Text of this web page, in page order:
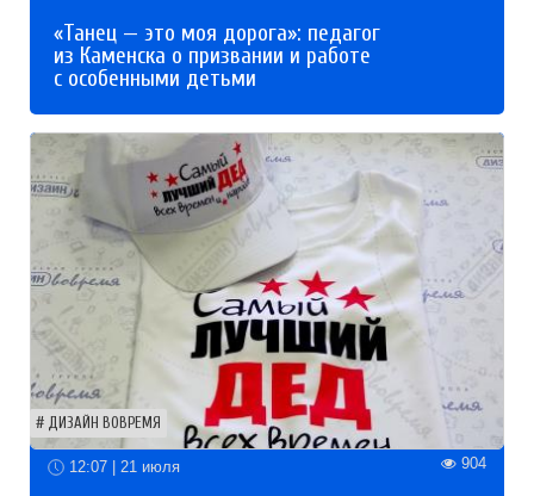
«Танец — это моя дорога»: педагог
из Каменска о призвании и работе
с особенными детьми
ДИЗАЙН ВОВРЕМЯ
12:07 | 21 июля 904